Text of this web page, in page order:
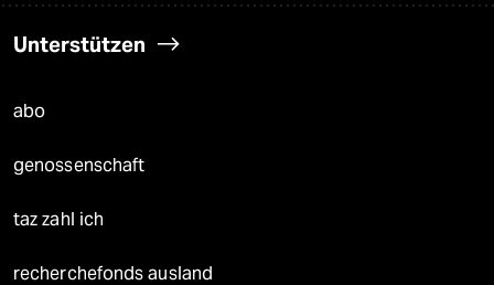
Unterstützen
abo
genossenschaft
taz zahl ich
recherchefonds ausland